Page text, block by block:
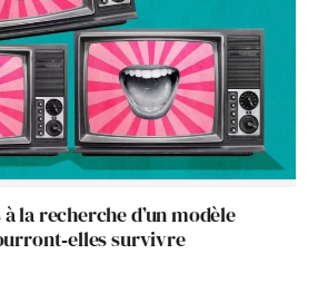
la recherche d’un modèle
survivre